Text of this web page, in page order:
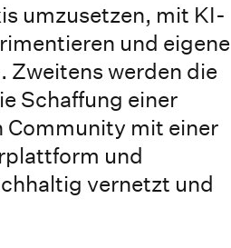
umzusetzen, mit KI-
und eigene
Zweitens werden die
Schaffung einer
mit einer
und
vernetzt und